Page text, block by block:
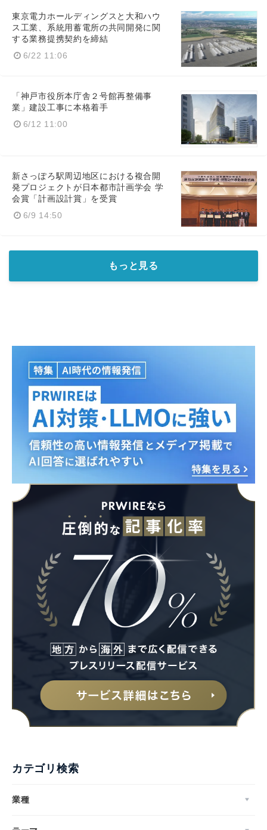
東京電力ホールディングスと大和ハウ
ス工業、系統用蓄電所の共同開発に関
する業務提携契約を締結
6/22 11:06
「神戸市役所本庁舎２号館再整備事
業」建設工事に本格着手
6/12 11:00
新さっぽろ駅周辺地区における複合開
発プロジェクトが日本都市計画学会 学
会賞「計画設計賞」を受賞
6/9 14:50
もっと見る
カテゴリ検索
業種